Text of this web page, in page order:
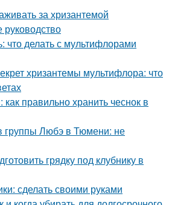
за хризантемой
делать с мультифлорами
хризантемы мультифлора: что
правильно хранить чеснок в
группы Любэ в Тюмени: не
грядку под клубнику в
сделать своими руками